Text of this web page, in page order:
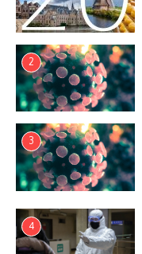
2
3
4